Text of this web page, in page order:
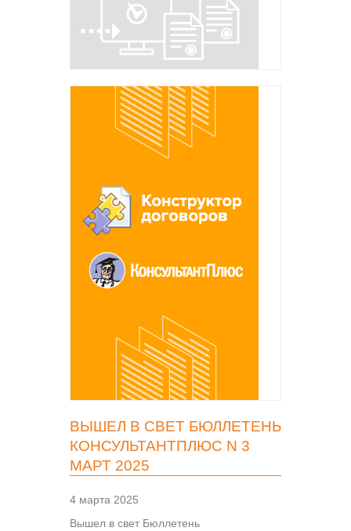
ВЫШЕЛ В СВЕТ БЮЛЛЕТЕНЬ
КОНСУЛЬТАНТПЛЮС N 3
МАРТ 2025
4 марта 2025
Вышел в свет Бюллетень